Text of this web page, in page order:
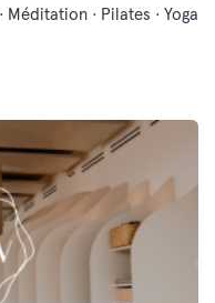
Méditation · Pilates · Yoga